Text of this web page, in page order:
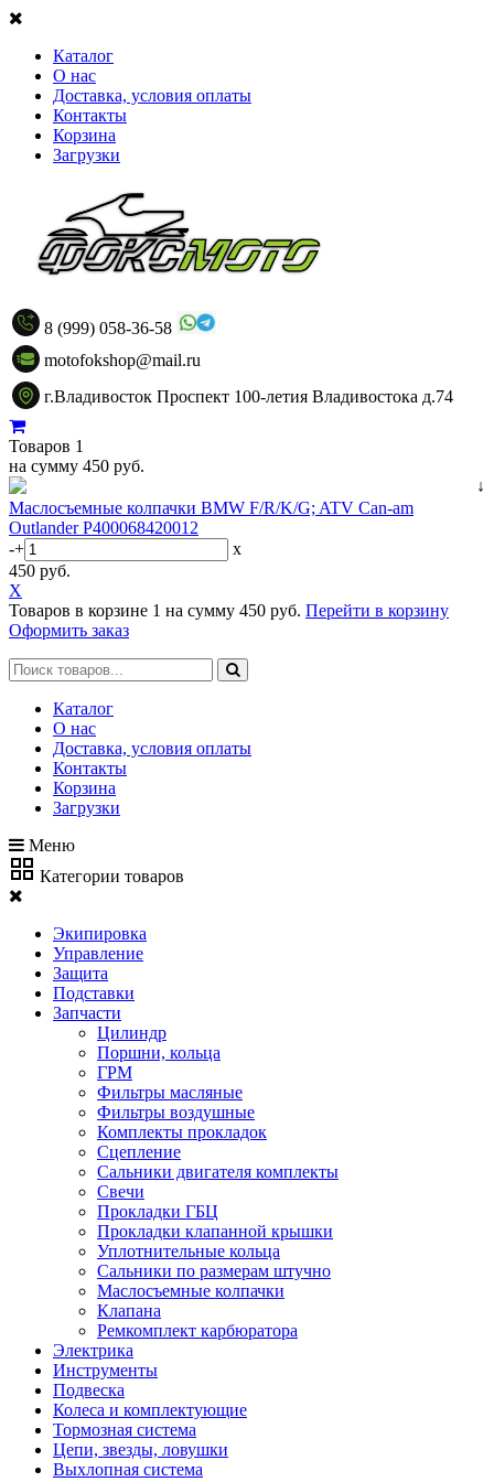
Каталог
О нас
Доставка, условия оплаты
Контакты
Корзина
Загрузки
8 (999) 058-36-58
motofokshop@mail.ru
г.Владивосток Проспект 100-летия Владивостока д.74
Товаров 1
на сумму 450 руб.
↓
Маслосъемные колпачки BMW F/R/K/G; ATV Can-am
Outlander P400068420012
-+
x
450 руб.
X
Товаров в корзине 1 на сумму 450 руб. Перейти в корзину
Оформить заказ
Каталог
О нас
Доставка, условия оплаты
Контакты
Корзина
Загрузки
Меню
Категории товаров
Экипировка
Управление
Защита
Подставки
Запчасти
Цилиндр
Поршни, кольца
ГРМ
Фильтры масляные
Фильтры воздушные
Комплекты прокладок
Сцепление
Сальники двигателя комплекты
Свечи
Прокладки ГБЦ
Прокладки клапанной крышки
Уплотнительные кольца
Сальники по размерам штучно
Маслосъемные колпачки
Клапана
Ремкомплект карбюратора
Электрика
Инструменты
Подвеска
Колеса и комплектующие
Тормозная система
Цепи, звезды, ловушки
Выхлопная система